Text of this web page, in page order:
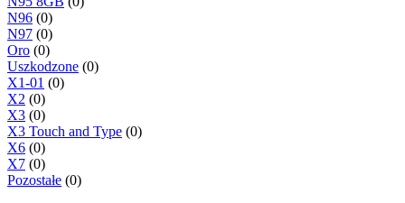
N96 (0)
N97 (0)
Oro (0)
Uszkodzone (0)
X1-01 (0)
X2 (0)
X3 (0)
X3 Touch and Type (0)
X6 (0)
X7 (0)
Pozostałe (0)